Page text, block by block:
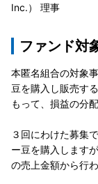
Inc.） 理事
ファンド対
本匿名組合の対象
豆を購入し販売す
もって、損益の分
３回にわけた募集
ー豆を購入します
の売上金額から行わ